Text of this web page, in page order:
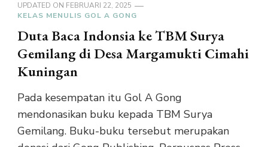
UPDATED ON FEBRUARI 22, 2025
KELAS MENULIS GOL A GONG
Duta Baca Indonsia ke TBM Surya
Gemilang di Desa Margamukti Cimahi
Kuningan
Pada kesempatan itu Gol A Gong
mendonasikan buku kepada TBM Surya
Gemilang. Buku-buku tersebut merupakan